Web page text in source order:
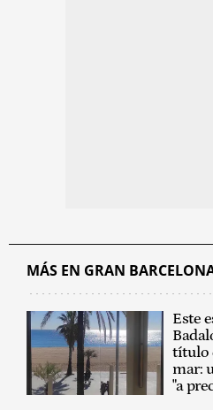
MÁS EN GRAN
Este
título
mar:
"a